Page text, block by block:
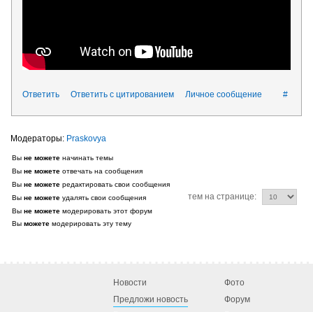
#
Ответить Ответить с цитированием Личное сообщение
Praskovya
Вы не можете начинать темы
Вы не можете отвечать на сообщения
Вы не можете редактировать свои сообщения
Вы не можете удалять свои сообщения
Вы не можете модерировать этот форум
Вы можете модерировать эту тему
тем на странице:
Новости
Предложи новость
Фото
Форум